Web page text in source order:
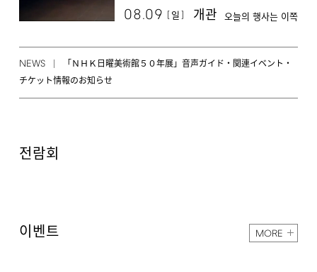
08.09 [ 일 ] 개관 오늘의 행사는 이쪽
NEWS
「ＮＨＫ日曜美術館５０年展」音声ガイド・関連イベント・
チケット情報のお知らせ
전람회
이벤트 MORE